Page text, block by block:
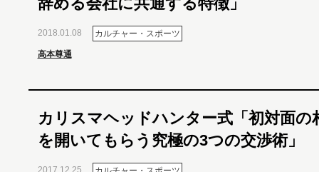
2018.01.08 カルチャー・スポーツ
高本尊通
カリスマヘッドハンター式「初対面の
を開いてもらう究極の3つの交渉術」
2017.12.25